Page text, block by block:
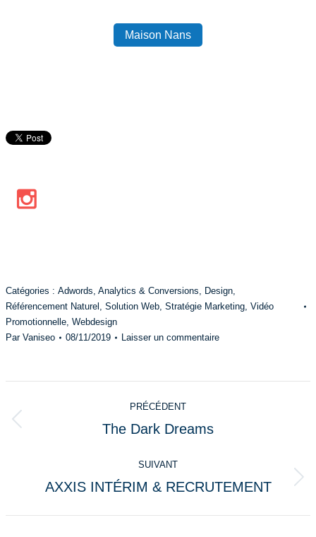
Maison Nans
Catégories : Adwords Analytics & Conversions Design
Référencement Naturel Solution Web Stratégie Marketing Vidéo
Promotionnelle Webdesign
Par Vaniseo 08/11/2019 Laisser un commentaire
de
commentaire
PRÉCÉDENT
Onglet
The Dark Dreams
SUIVANT
Projets
AXXIS INTÉRIM & RECRUTEMENT